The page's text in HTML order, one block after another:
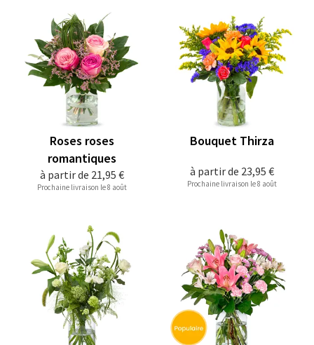
à partir de 21,95 €
Roses roses
romantiques
Prochaine livraison le 8 août
à partir de 23,95 €
Bouquet Thirza
Prochaine livraison le 8 août